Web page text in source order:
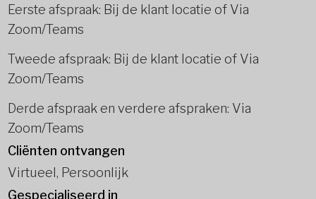
Eerste afspraak: Bij de klant locatie of Via
Zoom/Teams
Tweede afspraak: Bij de klant locatie of Via
Zoom/Teams
Derde afspraak en verdere afspraken: Via
Zoom/Teams
Cliënten ontvangen
Virtueel, Persoonlijk
Gespecialiseerd in